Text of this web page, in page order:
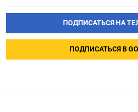
ПОДПИСАТЬСЯ НА
ПОДПИСАТЬСЯ В